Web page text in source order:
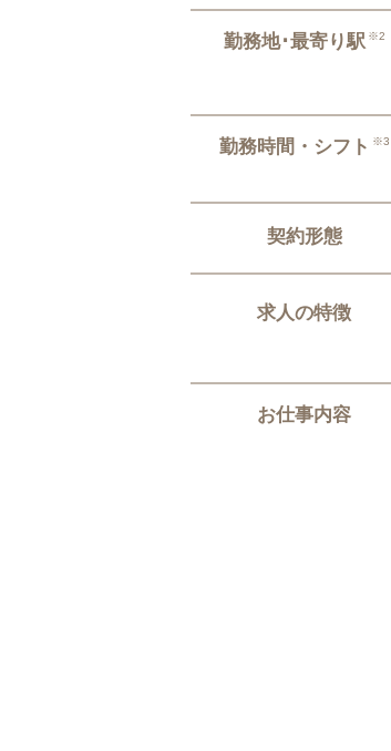
勤務地･最寄り駅 ※2
勤務時間・シフト ※3
契約形態
求人の特徴
お仕事内容